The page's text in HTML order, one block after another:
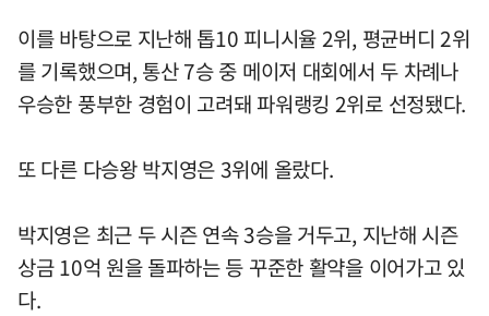
이를 바탕으로 지난해 톱10 피니시율 2위, 평균버디 2위
를 기록했으며, 통산 7승 중 메이저 대회에서 두 차례나
우승한 풍부한 경험이 고려돼 파워랭킹 2위로 선정됐다.
또 다른 다승왕 박지영은 3위에 올랐다.
박지영은 최근 두 시즌 연속 3승을 거두고, 지난해 시즌
상금 10억 원을 돌파하는 등 꾸준한 활약을 이어가고 있
다.